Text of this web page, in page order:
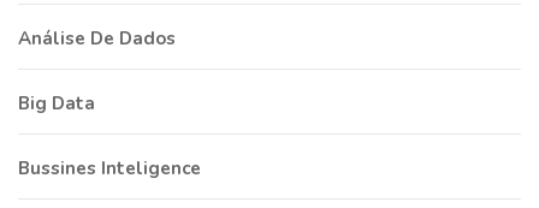
Análise De Dados
Big Data
Bussines Inteligence